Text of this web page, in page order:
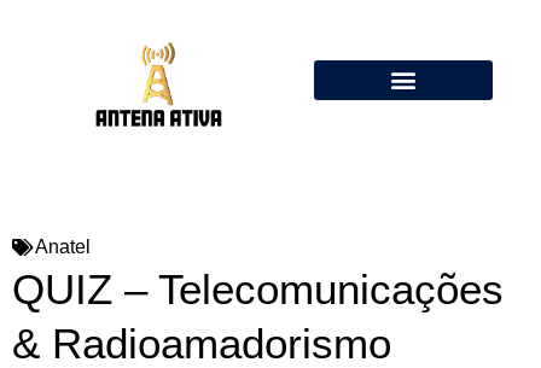
Anatel
QUIZ – Telecomunicações
& Radioamadorismo